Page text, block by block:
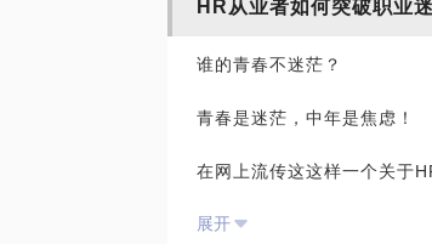
劳动监察大队、劳动仲裁等
OKR成功实施必须有4个条
1. 良好的实施环境
3. OKR与绩效相互独立
法！
HR从业者如何突破职业
谁的青春不迷茫？
青春是迷茫，中年是焦虑！
在网上流传这这样一个关于
1.继续往上升成为HR总监
展开